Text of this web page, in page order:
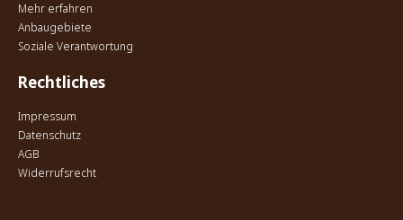
Mehr erfahren
Anbaugebiete
Soziale Verantwortung
Rechtliches
Impressum
Datenschutz
AGB
Widerrufsrecht